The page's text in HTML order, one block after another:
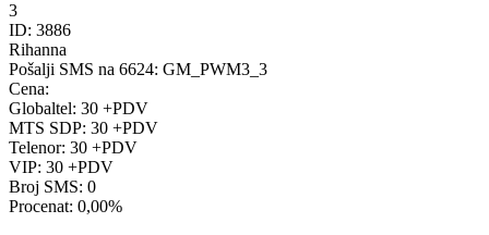
3
ID: 3886
Rihanna
Pošalji SMS na 6624: GM_PWM3_3
Cena:
Globaltel: 30 +PDV
MTS SDP: 30 +PDV
Telenor: 30 +PDV
VIP: 30 +PDV
Broj SMS: 0
Procenat: 0,00%